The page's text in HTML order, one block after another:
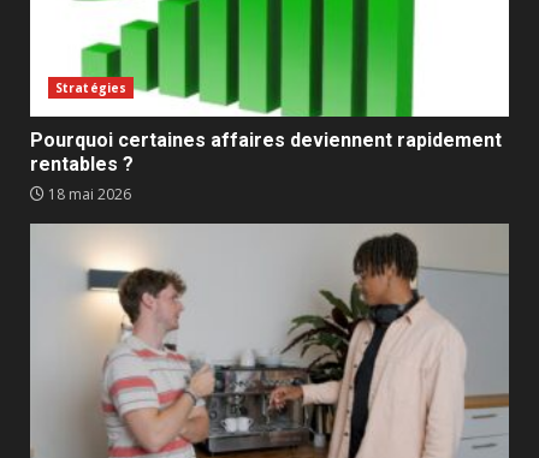
Stratégies
Pourquoi certaines affaires deviennent rapidement
rentables ?
18 mai 2026